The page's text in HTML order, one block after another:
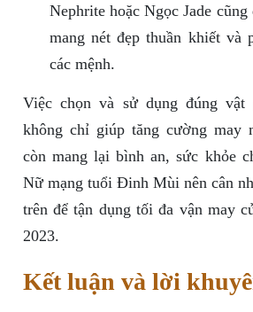
Nephrite hoặc Ngọc Jade
mang nét đẹp thuần khiết và
các mệnh.
Việc chọn và sử dụng đúng vật
không chỉ giúp tăng cường may
còn mang lại bình an, sức khỏe
Nữ mạng tuổi Đinh Mùi nên cân
trên để tận dụng tối đa vận may
2023.
Kết luận và lời